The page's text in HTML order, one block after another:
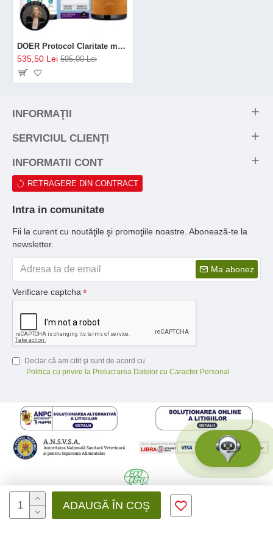
ADAUGĂ ÎN COŞ
DOER Protocol Claritate mentala si somn (1 x Neutrient Magneziu, 1 X Lions Mane focus, 1 x True Omegas)
535,50 Lei 595,00 Lei
INFORMAŢII
SERVICIUL CLIENŢI
INFORMATII CONT
RETRAGERE DIN CONTRACT
Intra in comunitate
Fii la curent cu noutăţile şi promoţiile noastre. Abonează-te la
newsletter.
Ma abonez
Verificare captcha
Declar că am citit şi sunt de acord cu
Politica cu privire la Prelucrarea Datelor cu Caracter Personal
© 2026 Medfusion SRL, CIF: RO31041639 | Nr. reg.: J12/3428/2012 -
Toate drepturile rezervate - by DevPro.ro